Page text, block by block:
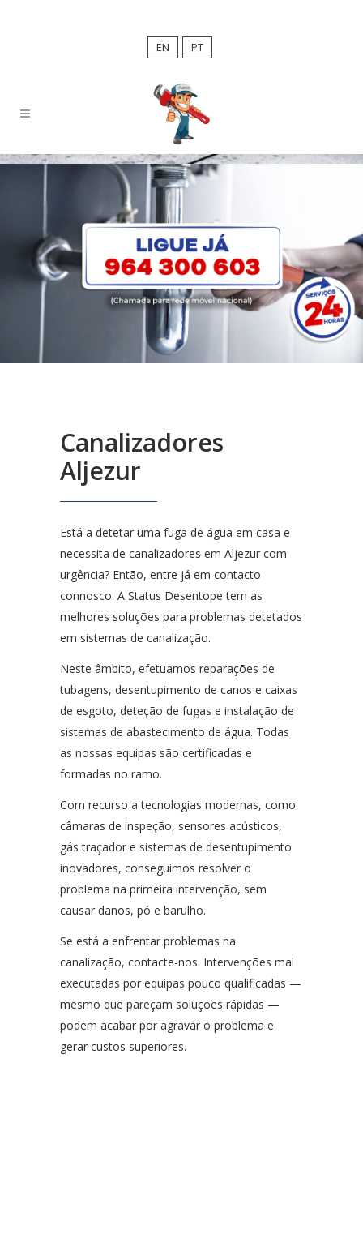
EN PT
Canalizadores
Aljezur
Está a detetar uma fuga de água em casa e
necessita de canalizadores em Aljezur com
urgência? Então, entre já em contacto
connosco. A Status Desentope tem as
melhores soluções para problemas detetados
em sistemas de canalização.
Neste âmbito, efetuamos reparações de
tubagens, desentupimento de canos e caixas
de esgoto, deteção de fugas e instalação de
sistemas de abastecimento de água. Todas
as nossas equipas são certificadas e
formadas no ramo.
Com recurso a tecnologias modernas, como
câmaras de inspeção, sensores acústicos,
gás traçador e sistemas de desentupimento
inovadores, conseguimos resolver o
problema na primeira intervenção, sem
causar danos, pó e barulho.
Se está a enfrentar problemas na
canalização, contacte-nos. Intervenções mal
executadas por equipas pouco qualificadas —
mesmo que pareçam soluções rápidas —
podem acabar por agravar o problema e
gerar custos superiores.